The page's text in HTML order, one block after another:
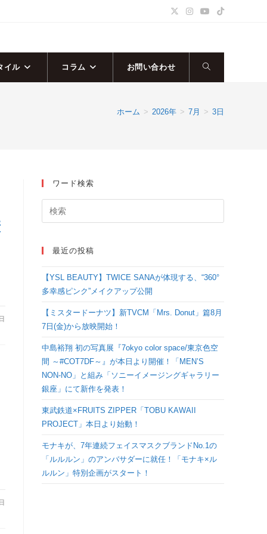
イル コラム お問い合わせ ウ
検
ト
ホーム > 2026年 > 7月 > 3日
ワード検索
最近の投稿
【YSL BEAUTY】TWICE SANAが体現する、“360°
多幸感ピンク”メイクアップ公開
【ミスタードーナツ】新TVCM「Mrs. Donut」篇8月
7日(金)から放映開始！
中島裕翔 初の写真展『7okyo color space/東京色空
間 ～#COT7DF～』が本日より開催！「MEN’S
NON-NO」と組み「ソニーイメージングギャラリー
銀座」にて新作を発表！
東武鉄道×FRUITS ZIPPER「TOBU KAWAII
PROJECT」本日より始動！
モナキが、7年連続フェイスマスクブランドNo.1の
「ルルルン」のアンバサダーに就任！「モナキ×ル
ルルン」特別企画がスタート！